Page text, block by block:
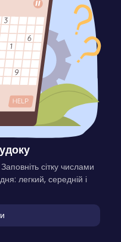
сітку числами
легкий, середній і